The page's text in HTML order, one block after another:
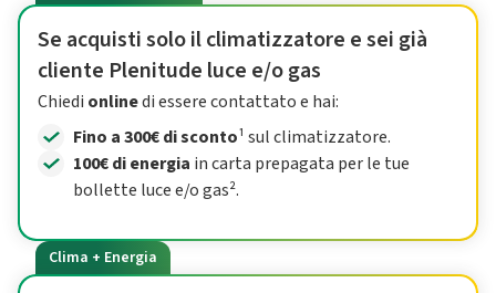
Se acquisti solo il climatizzatore e sei già
cliente Plenitude luce e/o gas
Chiedi onlinedi essere contattato e hai:
Fino a 300€ di sconto¹ sul climatizzatore.
100€ di energia in carta prepagata per le tue
bollette luce e/o gas².
Clima + Energia